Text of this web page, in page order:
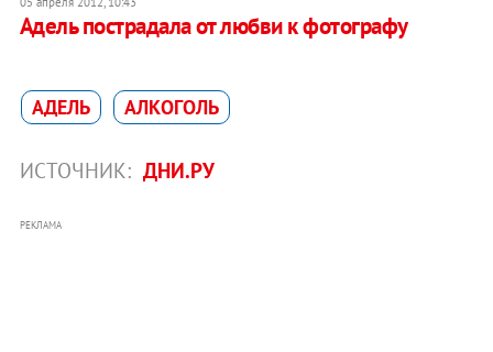
Адель пострадала от любви к фотографу
АДЕЛЬ АЛКОГОЛЬ
ИСТОЧНИК: ДНИ.РУ
РЕКЛАМА